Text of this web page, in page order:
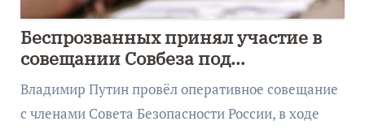
Беспрозванных принял участие в
совещании Совбеза под
руководством Путина
Владимир Путин провёл оперативное совещание
с членами Совета Безопасности России, в ходе